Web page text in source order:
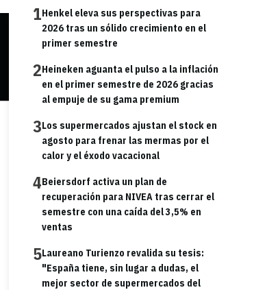
1Henkel eleva sus perspectivas para
2026 tras un sólido crecimiento en el
primer semestre
2Heineken aguanta el pulso a la inflación
en el primer semestre de 2026 gracias
al empuje de su gama premium
3Los supermercados ajustan el stock en
agosto para frenar las mermas por el
calor y el éxodo vacacional
4Beiersdorf activa un plan de
recuperación para NIVEA tras cerrar el
semestre con una caída del 3,5% en
ventas
5Laureano Turienzo revalida su tesis:
"España tiene, sin lugar a dudas, el
mejor sector de supermercados del